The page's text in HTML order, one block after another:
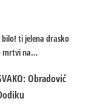
ti jelena drasko
mrtvi na…
Obradović